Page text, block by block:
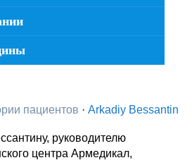
пациентов · Arkadiy Bessantin
руководителю
центра Армедикал,